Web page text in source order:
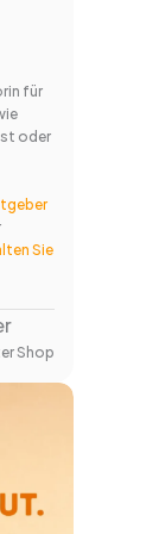
für
oder
Sie
Shop